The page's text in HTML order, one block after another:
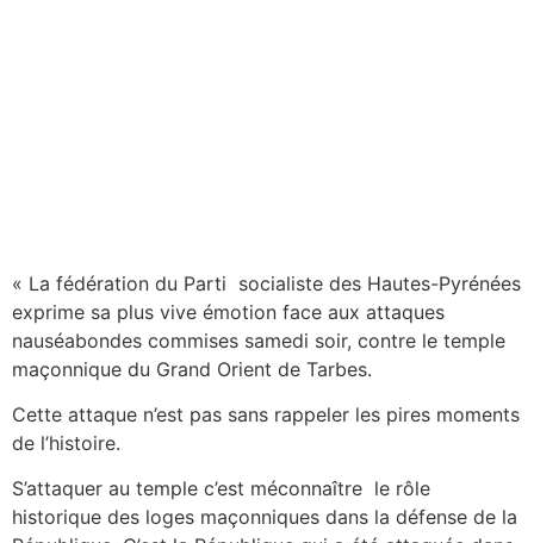
« La fédération du Parti socialiste des Hautes-Pyrénées
exprime sa plus vive émotion face aux attaques
nauséabondes commises samedi soir, contre le temple
maçonnique du Grand Orient de Tarbes.
Cette attaque n’est pas sans rappeler les pires moments
de l’histoire.
S’attaquer au temple c’est méconnaître le rôle
historique des loges maçonniques dans la défense de la